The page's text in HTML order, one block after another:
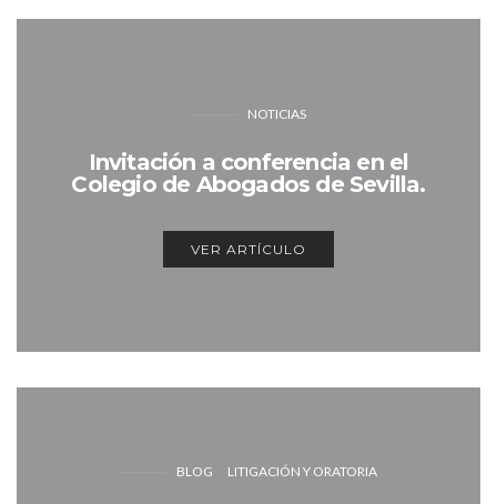
NOTICIAS
Invitación a conferencia en el
Colegio de Abogados de Sevilla.
VER ARTÍCULO
BLOG LITIGACIÓN Y ORATORIA